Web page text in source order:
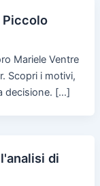
Piccolo
Mariele Ventre
Scopri i motivi,
decisione. […]
di